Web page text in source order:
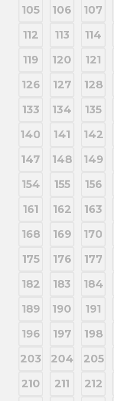
105
106 107
112
113 114
119
120 121
126
127 128
133
134 135
140
141 142
147
148 149
154
155 156
161
162 163
168
169 170
175
176 177
182
183 184
189
190 191
196
197 198
203
204 205
210
211 212